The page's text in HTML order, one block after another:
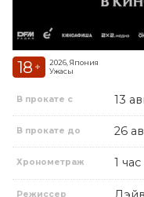
18 +
2026, Япония
Ужасы
В прокате с 13
В прокате до 26
Хронометраж 1
Режиссер